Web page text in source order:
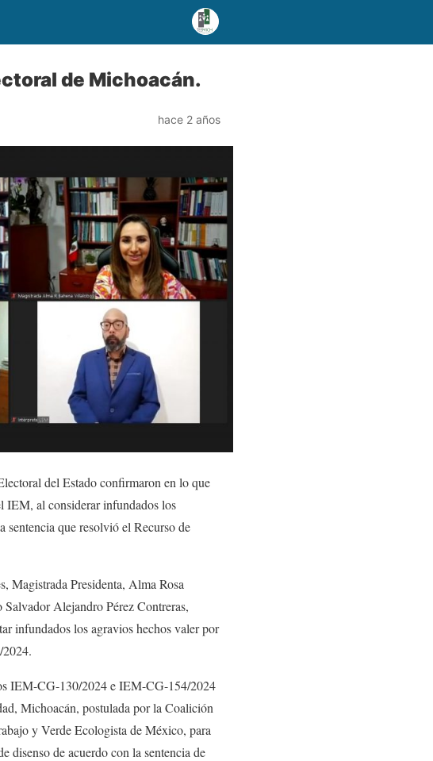
de Michoacán.
hace 2 años
del Estado confirmaron en lo que
IEM, al considerar infundados los
que resolvió el Recurso de
Magistrada Presidenta, Alma Rosa
Alejandro Pérez Contreras,
infundados los agravios hechos valer por
IEM-CG-130/2024 e IEM-CG-154/2024
Michoacán, postulada por la Coalición
y Verde Ecologista de México, para
disenso de acuerdo con la sentencia de